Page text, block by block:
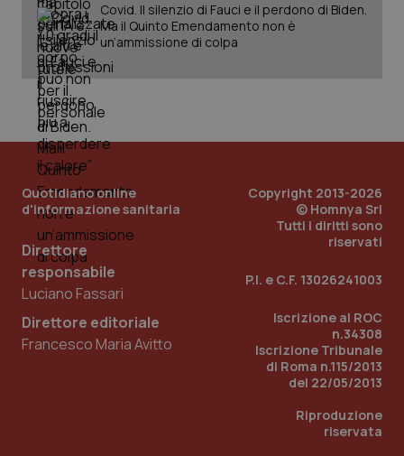
Covid. Il silenzio di Fauci e il perdono di Biden.
Ma il Quinto Emendamento non è
un’ammissione di colpa
Quotidiano online
d'informazione sanitaria
Direttore
responsabile
Luciano Fassari
Direttore editoriale
Francesco Maria Avitto
Copyright 2013-2026
© Homnya Srl
Tutti i diritti sono
riservati
P.I. e C.F. 13026241003
Iscrizione al ROC
n.34308
Iscrizione Tribunale
di Roma n.115/2013
del 22/05/2013
Riproduzione
riservata
_ga_KM60CM4NPH
mese